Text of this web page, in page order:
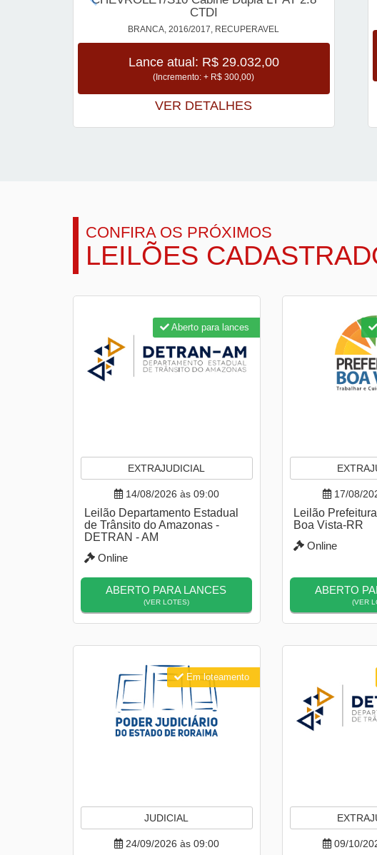
CTDI
BRANCA, 2016/2017, RECUPERAVEL
Lance atual: R$ 29.032,00
(Incremento: + R$ 300,00)
VER DETALHES
CONFIRA OS PRÓXIMOS
LEILÕES
EXTRAJUDICIAL
14/08/2026 às 09:00
Leilão Departamento Estadual
de Trânsito do Amazonas -
DETRAN - AM
Online
ABERTO PARA LANCES
(VER LOTES)
Aberto para lances
17/08/
Leilão
Boa Vista-RR
Online
ABERTO
(VER
JUDICIAL
24/09/2026 às 09:00
Em loteamento
09/10/